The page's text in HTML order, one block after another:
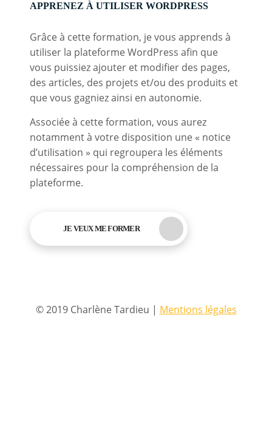
APPRENEZ À UTILISER WORDPRESS
Grâce à cette formation, je vous apprends à
utiliser la plateforme WordPress afin que
vous puissiez ajouter et modifier des pages,
des articles, des projets et/ou des produits et
que vous gagniez ainsi en autonomie.
Associée à cette formation, vous aurez
notamment à votre disposition une « notice
d’utilisation » qui regroupera les éléments
nécessaires pour la compréhension de la
plateforme.
JE VEUX ME FORMER
© 2019 Charlène Tardieu | Mentions légales